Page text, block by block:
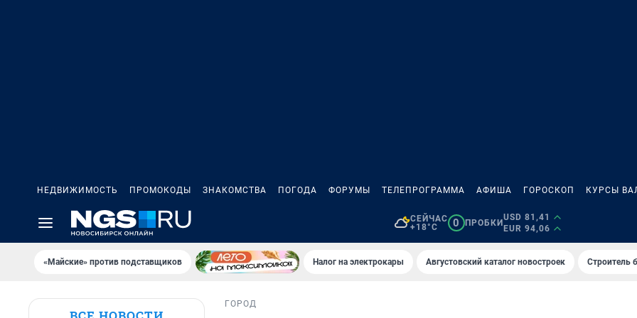
НЕДВИЖИМОСТЬ ПРОМОКОДЫ ЗНАКОМСТВА ПОГОДА ФОРУМЫ ТЕЛЕПРОГРАММА АФИША ГОРОСКОП КУРСЫ
СЕЙЧАС
+18°C
0 ПРОБКИ
USD 81,41
EUR 94,06
«Майские» против подставщиков Налог на электрокары Августовский каталог новостроек Строитель
ГОРОД